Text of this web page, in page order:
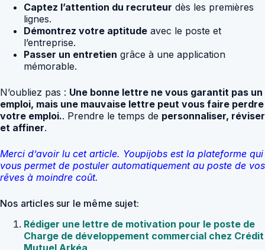
Captez l’attention du recruteur dès les premières
lignes.
Démontrez votre aptitude avec le poste et
l’entreprise.
Passer un entretien grâce à une application
mémorable.
N’oubliez pas : Une bonne lettre ne vous garantit pas un
emploi, mais une mauvaise lettre peut vous faire perdre
votre emploi.. Prendre le temps de personnaliser, réviser
et affiner.
Merci d’avoir lu cet article. Youpijobs est la plateforme qui
vous permet de postuler automatiquement au poste de vos
rêves à moindre coût.
Nos articles sur le même sujet:
Rédiger une lettre de motivation pour le poste de
Charge de développement commercial chez Crédit
Mutuel Arkéa